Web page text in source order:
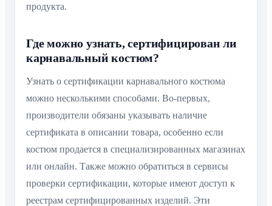
продукта.
Где можно узнать, сертифицирован ли
карнавальный костюм?
Узнать о сертификации карнавального костюма
можно несколькими способами. Во-первых,
производители обязаны указывать наличие
сертификата в описании товара, особенно если
костюм продается в специализированных магазинах
или онлайн. Также можно обратиться в сервисы
проверки сертификации, которые имеют доступ к
реестрам сертифицированных изделий. Эти